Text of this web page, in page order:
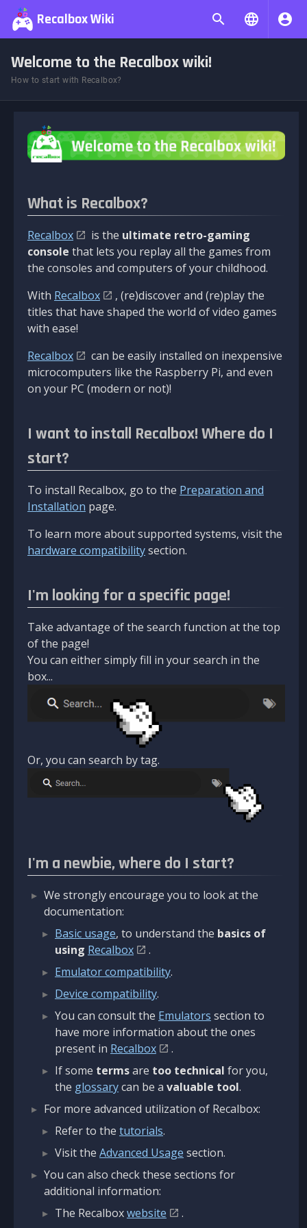
Recalbox Wiki
Welcome to the Recalbox wiki!
How to start with Recalbox?
What is Recalbox?
Recalbox is the ultimate retro-gaming
console that lets you replay all the games from
the consoles and computers of your childhood.
With Recalbox
, (re)discover and (re)play the
titles that have shaped the world of video games
with ease!
Recalbox
can be easily installed on inexpensive
microcomputers like the Raspberry Pi, and even
on your PC (modern or not)!
I want to install Recalbox! Where do I
start?
To install Recalbox, go to the Preparation and
Installation page.
To learn more about supported systems, visit the
hardware compatibilitysection.
I'm looking for a specific page!
Take advantage of the search function at the top
of the page!
You can either simply fill in your search in the
box...
Or, you can search by tag.
I'm a newbie, where do I start?
We strongly encourage you to look at the
documentation:
Basic usage, to understand the basics of
using Recalbox
.
Emulator compatibility.
Device compatibility.
You can consult the Emulators section to
have more information about the ones
present in Recalbox
.
If some termsare too technical for you,
the glossarycan be a valuable tool.
For more advanced utilization of Recalbox:
Refer to the tutorials.
Visit the Advanced Usage section.
You can also check these sections for
additional information:
The Recalboxwebsite
.